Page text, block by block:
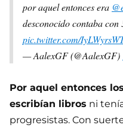
por aquel entonces era
desconocido contaba con
pic.twitter.com/
— AalexGF (@AalexGF)
Por aquel entonces
escribían libros ni
progresistas. Con